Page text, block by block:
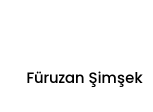
Füruzan Şimşek